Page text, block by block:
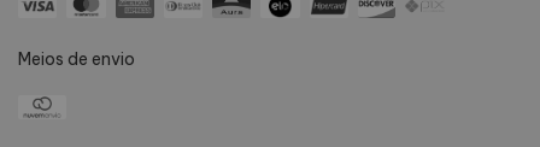
Meios de envio